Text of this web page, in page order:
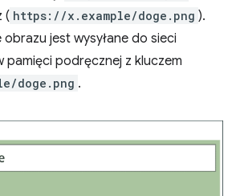
( https://x.example/doge.png ).
jest wysyłane do sieci
pamięci podręcznej z kluczem
doge.png .